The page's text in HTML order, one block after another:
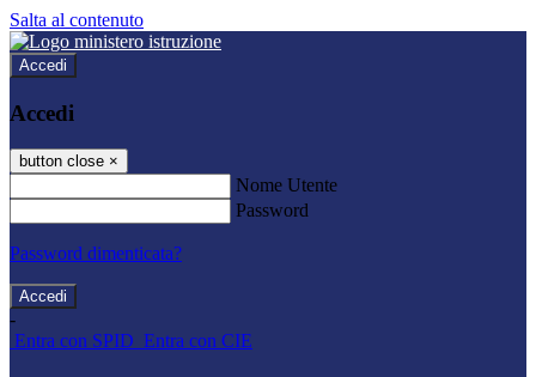
Salta al contenuto
Accedi
Accedi
button close ×
Nome Utente
Password
Password dimenticata?
-
Entra con SPID Entra con CIE